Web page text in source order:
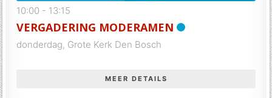
10:00 - 13:15
VERGADERING MODERAMEN
donderdag, Grote Kerk Den Bosch
MEER DETAILS